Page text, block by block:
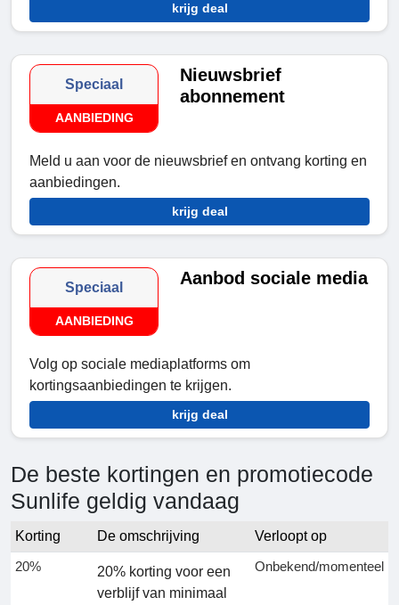
krijg deal
Speciaal
AANBIEDING
Nieuwsbrief
abonnement
Meld u aan voor de nieuwsbrief en ontvang korting en
aanbiedingen.
krijg deal
Speciaal
AANBIEDING
Aanbod sociale media
Volg op sociale mediaplatforms om
kortingsaanbiedingen te krijgen.
krijg deal
De beste kortingen en promotiecode
Sunlife geldig vandaag
Korting De omschrijving
Verloopt op
20%
20% korting voor een
verblijf van minimaal
Onbekend/momenteel